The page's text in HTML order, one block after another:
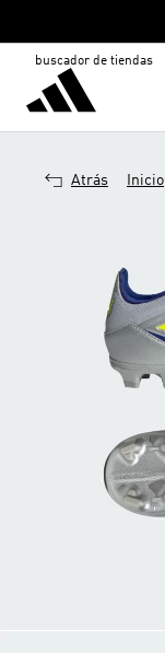
buscador de tiendas
Atrás Inicio